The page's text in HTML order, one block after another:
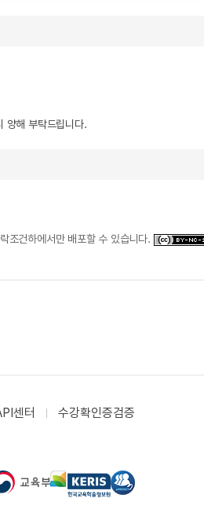
양해 부탁드립니다.
조건하에서만 배포할 수 있습니다.
센터 수강확인증검증